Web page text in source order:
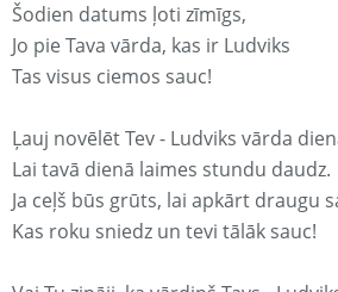
Šodien datums ļoti zīmīgs,
Jo pie Tava vārda, kas ir Ludviks
Tas visus ciemos sauc!
Ļauj novēlēt Tev - Ludviks vārda
Lai tavā dienā laimes stundu daudz.
Ja ceļš būs grūts, lai apkārt draugu
Kas roku sniedz un tevi tālāk sauc!